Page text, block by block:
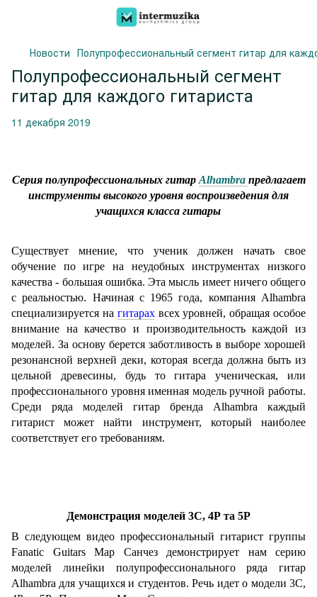
Новости Полупрофессиональный сегмент гитар для
Полупрофессиональный сегмент
гитар для каждого гитариста
11 декабря 2019
Серия полупрофессиональных гитар Alhambra предлагает
инструменты высокого уровня воспроизведения для
учащихся класса гитары
Существует мнение, что ученик должен начать свое
обучение по игре на неудобных инструментах низкого
качества - большая ошибка. Эта мысль имеет ничего общего
с реальностью. Начиная с 1965 года, компания Alhambra
специализируется на гитарахвсех уровней, обращая особое
внимание на качество и производительность каждой из
моделей. За основу берется заботливость в выборе хорошей
резонансной верхней деки, которая всегда должна быть из
цельной древесины, будь то гитара ученическая, или
профессионального уровня именная модель ручной работы.
Среди ряда моделей гитар бренда Alhambra каждый
гитарист может найти инструмент, который наиболее
соответствует его требованиям.
Демонстрация моделей 3С, 4Р та 5Р
В следующем видео профессиональный гитарист группы
Fanatic Guitars Мар Санчез демонстрирует нам серию
моделей линейки полупрофессионального ряда гитар
Alhambra для учащихся и студентов. Речь идет о модели 3С,